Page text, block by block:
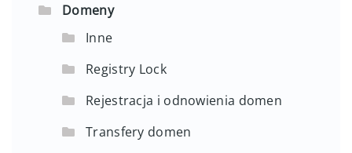
Domeny
Inne
Registry Lock
Rejestracja i odnowienia domen
Transfery domen